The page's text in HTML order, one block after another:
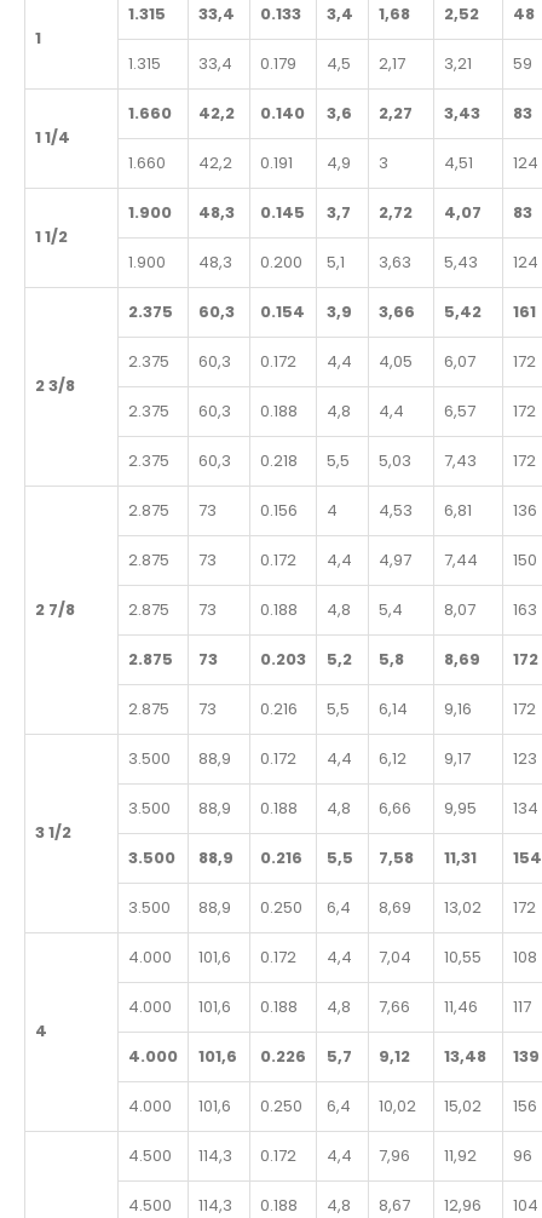
1
1.315 33,4 0.133 3,4 1,68 2,52 48
1.315 33,4 0.179 4,5 2,17 3,21 59
1 1/4
1.660 42,2 0.140 3,6 2,27 3,43 83
1.660 42,2 0.191 4,9 3 4,51 124
1 1/2
1.900 48,3 0.145 3,7 2,72 4,07 83
1.900 48,3 0.200 5,1 3,63 5,43 124
2 3/8
2.375 60,3 0.154 3,9 3,66 5,42 161
2.375 60,3 0.172 4,4 4,05 6,07 172
2.375 60,3 0.188 4,8 4,4 6,57 172
2.375 60,3 0.218 5,5 5,03 7,43 172
2 7/8
2.875 73 0.156 4 4,53 6,81 136
2.875 73 0.172 4,4 4,97 7,44 150
2.875 73 0.188 4,8 5,4 8,07 163
2.875 73 0.203 5,2 5,8 8,69 172
2.875 73 0.216 5,5 6,14 9,16 172
3 1/2
3.500 88,9 0.172 4,4 6,12 9,17 123
3.500 88,9 0.188 4,8 6,66 9,95 134
3.500 88,9 0.216 5,5 7,58 11,31 154
3.500 88,9 0.250 6,4 8,69 13,02 172
4
4.000 101,6 0.172 4,4 7,04 10,55 108
4.000 101,6 0.188 4,8 7,66 11,46 117
4.000 101,6 0.226 5,7 9,12 13,48 139
4.000 101,6 0.250 6,4 10,02 15,02 156
4.500 114,3 0.172 4,4 7,96 11,92 96
4.500 114,3 0.188 4,8 8,67 12,96 104